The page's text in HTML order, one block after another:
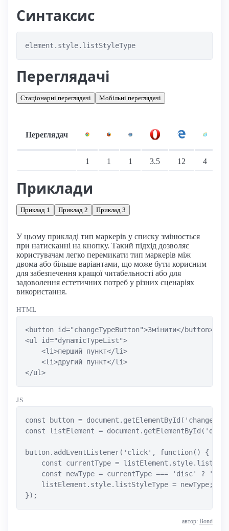
Синтаксис
element.style.listStyleType
Переглядачі
Стаціонарні переглядачі Мобільні переглядачі
Переглядач
1 1 1 3.5 12 4
Приклади
Приклад 1 Приклад 2 Приклад 3
У цьому прикладі тип маркерів у списку змінюється
при натисканні на кнопку. Такий підхід дозволяє
користувачам легко перемикати тип маркерів між
двома або більше варіантами, що може бути корисним
для забезпечення кращої читабельності або для
задоволення естетичних потреб у різних сценаріях
використання.
HTML
<button id="changeTypeButton">Змінити</button>
<ul id="dynamicTypeList">
    <li>перший пункт</li>
    <li>другий пункт</li>
</ul>
JS
const button =
const listElement =
button.addEventListener('click', function() {
const currentType =
const newType = currentType === 'disc' ?
    listElement.style.listStyleType = newType;
});
автор: Bond